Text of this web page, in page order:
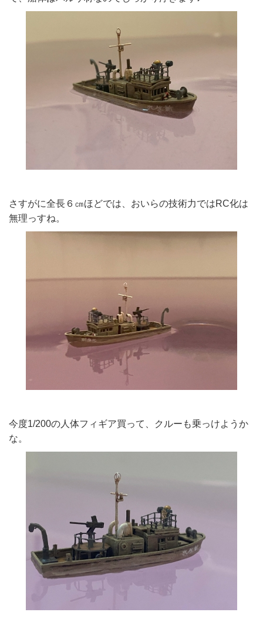
さすがに全長６㎝ほどでは、おいらの技術力ではRC化は
無理っすね。
今度1/200の人体フィギア買って、クルーも乗っけようか
な。